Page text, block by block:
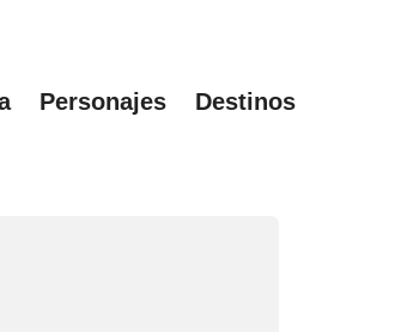
Personajes Destinos